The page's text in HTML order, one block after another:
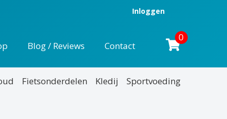
Inloggen
Blog / Reviews Contact
0
Fietsonderdelen Kledij Sportvoeding